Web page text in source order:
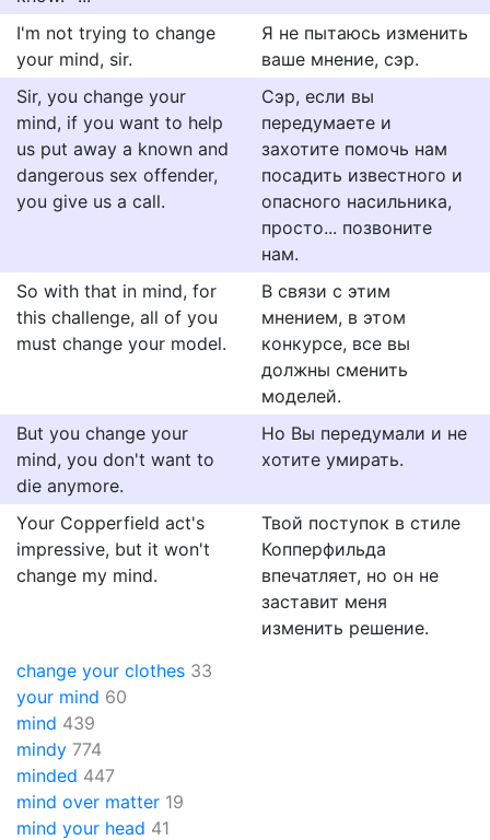
I'm not trying to change
your mind, sir.
Я не пытаюсь изменить
ваше мнение, сэр.
Sir, you change your
mind, if you want to help
us put away a known and
dangerous sex offender,
you give us a call.
Сэр, если вы
передумаете и
захотите помочь нам
посадить известного и
опасного насильника,
просто... позвоните
нам.
So with that in mind, for
this challenge, all of you
must change your model.
В связи с этим
мнением, в этом
конкурсе, все вы
должны сменить
моделей.
But you change your
mind, you don't want to
die anymore.
Но Вы передумали и не
хотите умирать.
Your Copperfield act's
impressive, but it won't
change my mind.
Твой поступок в стиле
Копперфильда
впечатляет, но он не
заставит меня
изменить решение.
change your clothes 33
your mind 60
mind 439
mindy 774
minded 447
mind over matter 19
mind your head 41